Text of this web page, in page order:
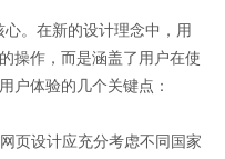
。在新的设计理念中，用
操作，而是涵盖了用户在使
户体验的几个关键点：
页设计应充分考虑不同国家